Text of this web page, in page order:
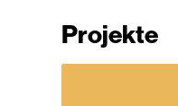
Projekte